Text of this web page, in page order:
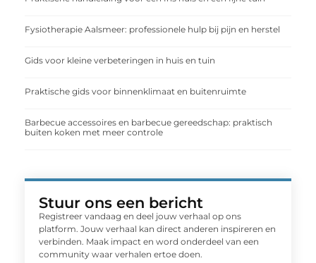
Fysiotherapie Aalsmeer: professionele hulp bij pijn en herstel
Gids voor kleine verbeteringen in huis en tuin
Praktische gids voor binnenklimaat en buitenruimte
Barbecue accessoires en barbecue gereedschap: praktisch
buiten koken met meer controle
Stuur ons een bericht
Registreer vandaag en deel jouw verhaal op ons
platform. Jouw verhaal kan direct anderen inspireren en
verbinden. Maak impact en word onderdeel van een
community waar verhalen ertoe doen.